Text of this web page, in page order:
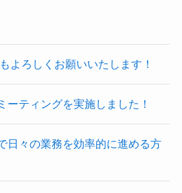
よろしくお願いいたします！
ーティングを実施しました！
日々の業務を効率的に進める方